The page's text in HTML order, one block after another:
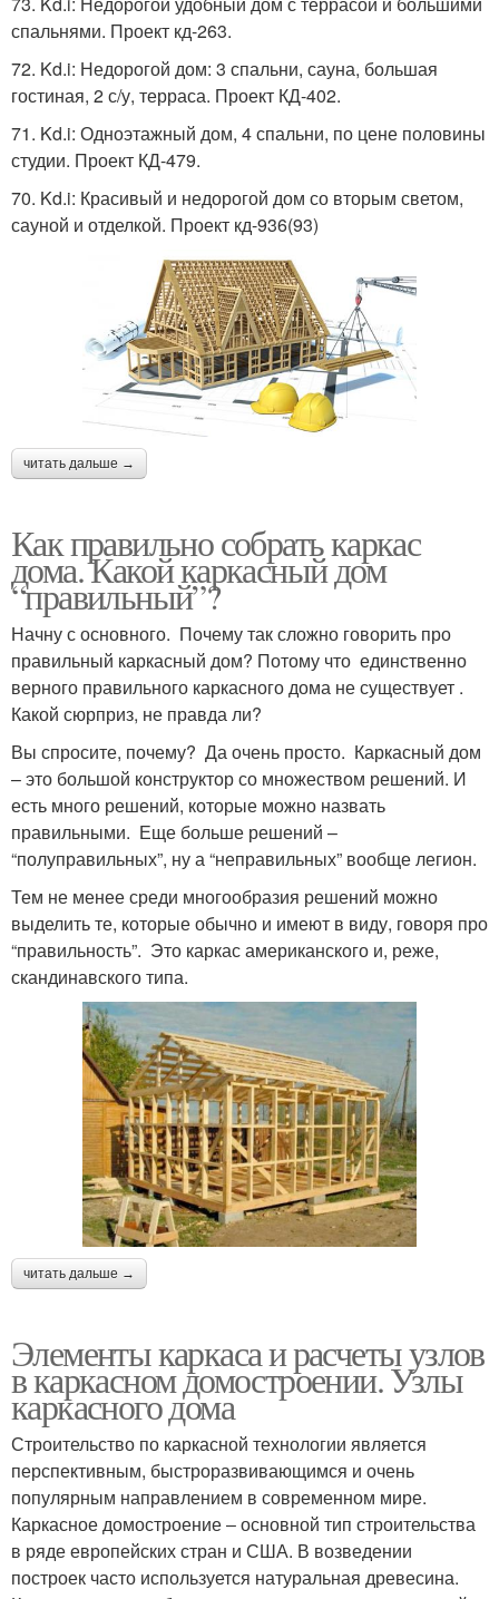
спальнями. Проект кд-263.
72. Kd.i: Недорогой дом: 3 спальни, сауна, большая
гостиная, 2 с/у, терраса. Проект КД-402.
71. Kd.i: Одноэтажный дом, 4 спальни, по цене половины
студии. Проект КД-479.
70. Kd.i: Красивый и недорогой дом со вторым светом,
сауной и отделкой. Проект кд-936(93)
читать дальше →
Как правильно собрать каркас
дома. Какой каркасный дом
“правильный”?
Начну с основного. Почему так сложно говорить про
правильный каркасный дом? Потому что единственно
верного правильного каркасного дома не существует .
Какой сюрприз, не правда ли?
Вы спросите, почему? Да очень просто. Каркасный дом
– это большой конструктор со множеством решений. И
есть много решений, которые можно назвать
правильными. Еще больше решений –
“полуправильных”, ну а “неправильных” вообще легион.
Тем не менее среди многообразия решений можно
выделить те, которые обычно и имеют в виду, говоря про
“правильность”. Это каркас американского и, реже,
скандинавского типа.
читать дальше →
Элементы каркаса и расчеты узлов
в каркасном домостроении. Узлы
каркасного дома
Строительство по каркасной технологии является
перспективным, быстроразвивающимся и очень
популярным направлением в современном мире.
Каркасное домостроение ‒ основной тип строительства
в ряде европейских стран и США. В возведении
построек часто используется натуральная древесина.